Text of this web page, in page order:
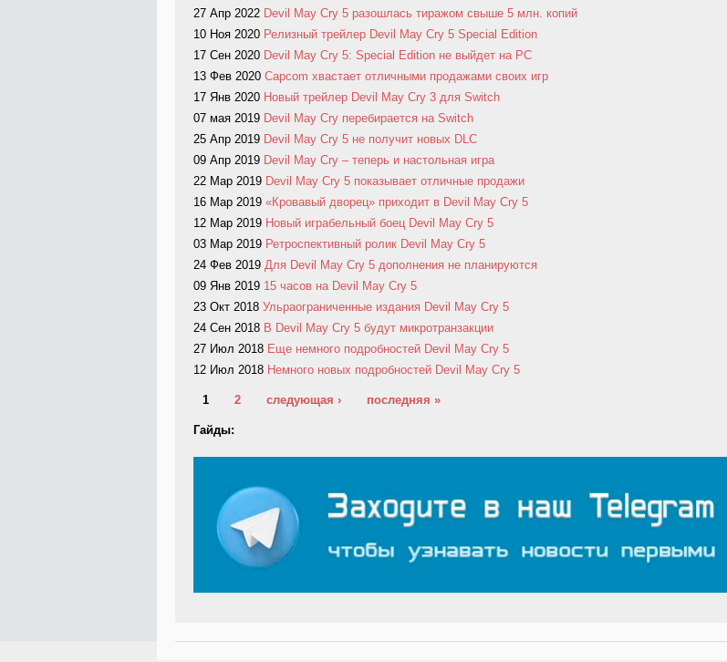
27 Апр 2022 Devil May Cry 5 разошлась тиражом свыше 5 млн. копий
10 Ноя 2020 Релизный трейлер Devil May Cry 5 Special Edition
17 Сен 2020 Devil May Cry 5: Special Edition не выйдет на PC
13 Фев 2020 Capcom хвастает отличными продажами своих игр
17 Янв 2020 Новый трейлер Devil May Cry 3 для Switch
07 мая 2019 Devil May Cry перебирается на Switch
25 Апр 2019 Devil May Cry 5 не получит новых DLC
09 Апр 2019 Devil May Cry – теперь и настольная игра
22 Мар 2019 Devil May Cry 5 показывает отличные продажи
16 Мар 2019 «Кровавый дворец» приходит в Devil May Cry 5
12 Мар 2019 Новый играбельный боец Devil May Cry 5
03 Мар 2019 Ретроспективный ролик Devil May Cry 5
24 Фев 2019 Для Devil May Cry 5 дополнения не планируются
09 Янв 2019 15 часов на Devil May Cry 5
23 Окт 2018 Ульраограниченные издания Devil May Cry 5
24 Сен 2018 В Devil May Cry 5 будут микротранзакции
27 Июл 2018 Еще немного подробностей Devil May Cry 5
12 Июл 2018 Немного новых подробностей Devil May Cry 5
Страницы
1 2 следующая › последняя »
Гайды: